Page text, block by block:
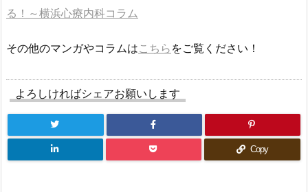
る！～横浜心療内科コラム
その他のマンガやコラムはこちら をご覧ください！
よろしければシェアお願いします
Copy